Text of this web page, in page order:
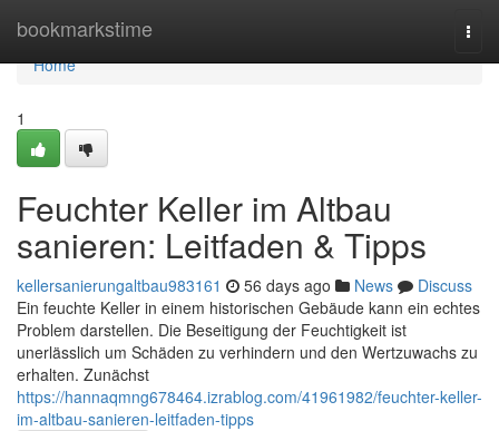
bookmarkstime
Home
Home
1
Feuchter Keller im Altbau
sanieren: Leitfaden & Tipps
kellersanierungaltbau983161 56 days ago News
Discuss
Ein feuchte Keller in einem historischen Gebäude kann ein echtes
Problem darstellen. Die Beseitigung der Feuchtigkeit ist
unerlässlich um Schäden zu verhindern und den Wertzuwachs zu
erhalten. Zunächst
https://hannaqmng678464.izrablog.com/41961982/feuchter-keller-
im-altbau-sanieren-leitfaden-tipps